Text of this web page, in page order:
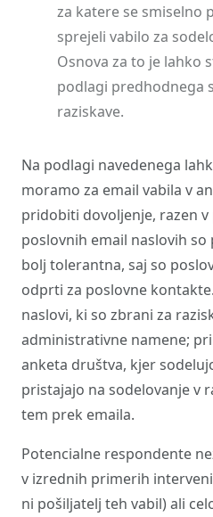
za katere se smiselno
sprejeli vabilo za
Osnova za to je lahko
podlagi predhodnega
raziskave.
Na podlagi navedenega
moramo za email vabila v
pridobiti dovoljenje, razen
poslovnih email naslovih
bolj tolerantna, saj so
odprti za poslovne
naslovi, ki so zbrani za
administrativne namene;
anketa društva, kjer
pristajajo na sodelovanje v
tem prek emaila.
Potencialne respondente
v izrednih primerih
ni pošiljatelj teh vabil) ali